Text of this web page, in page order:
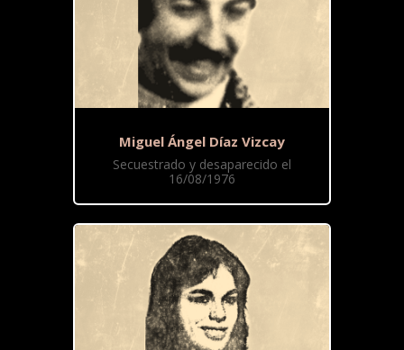
Miguel Ángel Díaz Vizcay
Secuestrado y desaparecido el
16/08/1976